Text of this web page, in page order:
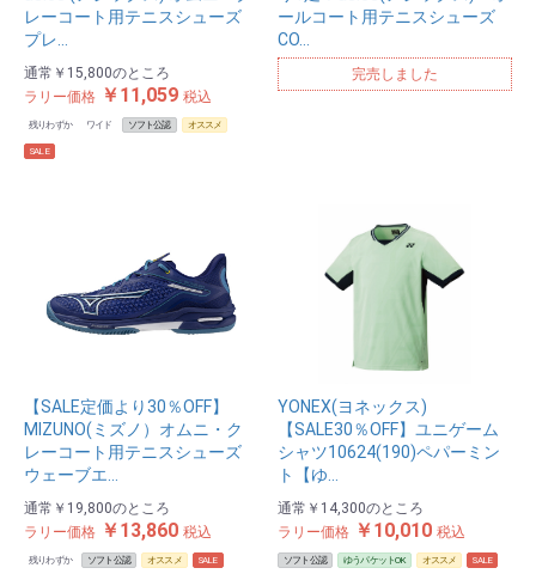
レーコート用テニスシューズ
プレ…
通常 ￥15,800のところ
ラリー価格 ￥11,059 税込
残りわずか ワイド ソフト公認 オススメ
SALE
ールコート用テニスシューズ
CO…
完売しました
【SALE定価より30％OFF】
MIZUNO(ミズノ）オムニ・ク
レーコート用テニスシューズ
ウェーブエ…
通常 ￥19,800のところ
ラリー価格 ￥13,860 税込
残りわずか ソフト公認 オススメ SALE
YONEX(ヨネックス)
【SALE30％OFF】ユニゲーム
シャツ10624(190)ペパーミン
ト【ゆ…
通常 ￥14,300のところ
ラリー価格 ￥10,010 税込
ソフト公認 ゆうパケットOK オススメ SALE